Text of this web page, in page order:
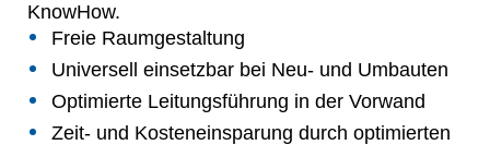
KnowHow.
Freie Raumgestaltung
Universell einsetzbar bei Neu- und Umbauten
Optimierte Leitungsführung in der Vorwand
Zeit- und Kosteneinsparung durch optimierten